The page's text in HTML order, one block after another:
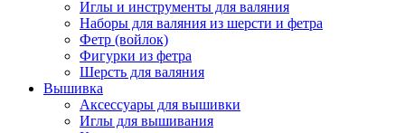
Иглы и инструменты для валяния
Наборы для валяния из шерсти и фетра
Фетр (войлок)
Фигурки из фетра
Шерсть для валяния
Вышивка
Аксессуары для вышивки
Иглы для вышивания